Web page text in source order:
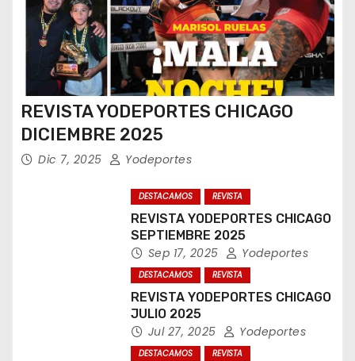
REVISTA YODEPORTES CHICAGO
DICIEMBRE 2025
Dic 7, 2025 Yodeportes
DESTACAMOS REVISTA
REVISTA YODEPORTES CHICAGO
SEPTIEMBRE 2025
Sep 17, 2025 Yodeportes
DESTACAMOS REVISTA
REVISTA YODEPORTES CHICAGO
JULIO 2025
Jul 27, 2025 Yodeportes
DESTACAMOS REVISTA